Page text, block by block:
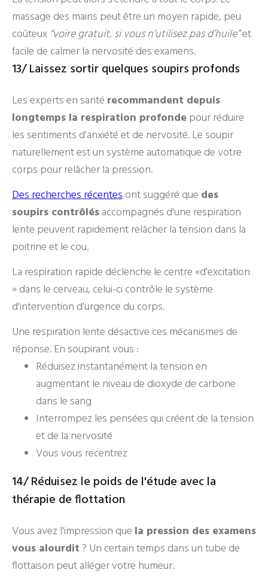
massage des mains peut être un moyen rapide, peu
coûteux “voire gratuit, si vous n’utilisez pas d’huile”et
facile de calmer la nervosité des examens.
13/ Laissez sortir quelques soupirs profonds
Les experts en santé recommandent depuis
longtemps la respiration profonde pour réduire
les sentiments d'anxiété et de nervosité. Le soupir
naturellement est un système automatique de votre
corps pour relâcher la pression.
Des recherches récentesont suggéré que des
soupirs contrôlésaccompagnés d'une respiration
lente peuvent rapidement relâcher la tension dans la
poitrine et le cou.
La respiration rapide déclenche le centre «d'excitation
» dans le cerveau, celui-ci contrôle le système
d'intervention d'urgence du corps.
Une respiration lente désactive ces mécanismes de
réponse. En soupirant vous :
Réduisez instantanément la tension en
augmentant le niveau de dioxyde de carbone
dans le sang
Interrompez les pensées qui créent de la tension
et de la nervosité
Vous vous recentrez
14/ Réduisez le poids de l'étude avec la
thérapie de flottation
Vous avez l'impression que la pression des examens
vous alourdit? Un certain temps dans un tube de
flottaison peut alléger votre humeur.